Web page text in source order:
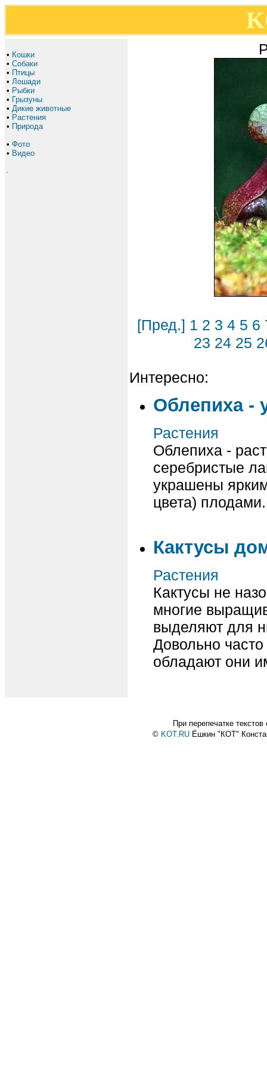
• Кошки
• Собаки
• Птицы
• Лошади
• Рыбки
• Грызуны
• Дикие животные
• Растения
• Природа
• Фото
• Видео
[Пред.] 1 2 3 4 5 6
23 24 25
Интересно:
Облепиха -
Растения
Облепиха -
серебристые
украшены
цвета) плодами.
Кактусы
Растения
Кактусы не
многие
выделяют для
Довольно
обладают они
При перепечатке
© KOT.RU Ёшкин "КОТ"